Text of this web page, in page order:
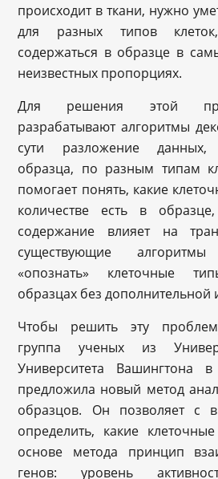
происходит в ткани, нужно
для разных типов
содержаться в образце в
неизвестных пропорциях.
Для решения этой
разрабатывают алгоритмы
сути разложение
образца, по разным типам
помогает понять, какие
количестве есть в
содержание влияет на
существующие
«опознать» клеточные
образцах без
Чтобы решить эту
группа ученых из
Университета Вашингтона
предложила новый метод
образцов. Он позволяет с
определить, какие
основе метода принцип
генов: уровень